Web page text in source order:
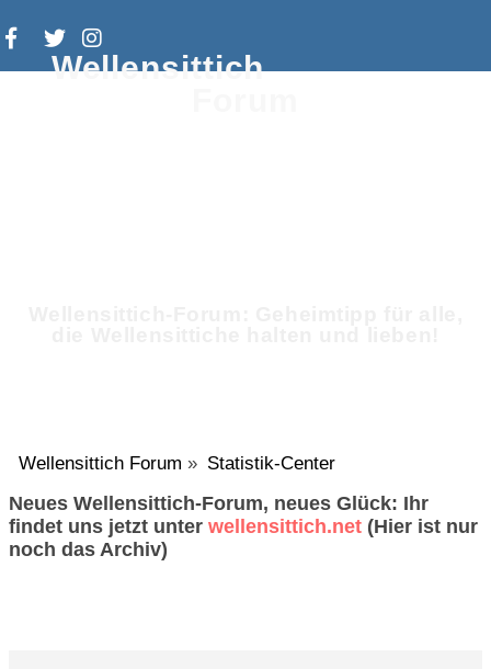
Wellensittich
Wellensittich Forum » Statistik-Center
Neues Wellensittich-Forum, neues Glück: Ihr
findet uns jetzt unter wellensittich.net (Hier ist nur
noch das Archiv)